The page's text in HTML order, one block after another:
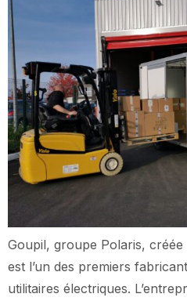
Goupil, groupe Polaris,
est l’un des premiers
utilitaires électriques.